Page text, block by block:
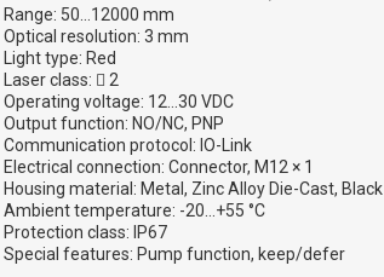
Range: 50…12000 mm
Optical resolution: 3 mm
Light type: Red
Laser class:  2
Operating voltage: 12…30 VDC
Output function: NO/NC, PNP
Communication protocol: IO-Link
Electrical connection: Connector, M12 × 1
Housing material: Metal, Zinc Alloy Die-Cast, Black
Ambient temperature: -20…+55 °C
Protection class: IP67
Special features: Pump function, keep/defer